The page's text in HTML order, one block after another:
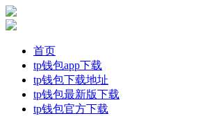
首页
tp钱包app下载
tp钱包下载地址
tp钱包最新版下载
tp钱包官方下载